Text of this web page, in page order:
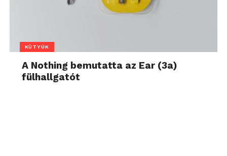
KÜTYÜK
A Nothing bemutatta az Ear (3a)
fülhallgatót